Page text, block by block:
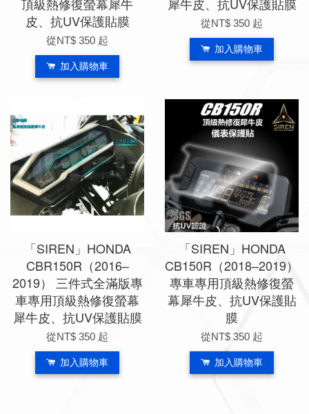
皮、抗UV保護貼膜
從NT$ 350 起
加入購物車
從NT$ 350 起
加入購物車
「SIREN」HONDA
CBR150R（2016–
2019） 三件式全滿版專
車專用頂級熱修復螢幕
犀牛皮、抗UV保護貼膜
從NT$ 350 起
加入購物車
「SIREN」HONDA
CB150R（2018–2019）
專車專用頂級熱修復螢
幕犀牛皮、抗UV保護貼
膜
從NT$ 350 起
加入購物車